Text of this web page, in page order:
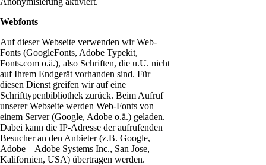
Webfonts
Auf dieser Webseite verwenden wir Web-
Fonts (GoogleFonts, Adobe Typekit,
Fonts.com o.ä.), also Schriften, die u.U. nicht
auf Ihrem Endgerät vorhanden sind. Für
diesen Dienst greifen wir auf eine
Schrifttypenbibliothek zurück. Beim Aufruf
unserer Webseite werden Web-Fonts von
einem Server (Google, Adobe o.ä.) geladen.
Dabei kann die IP-Adresse der aufrufenden
Besucher an den Anbieter (z.B. Google,
Adobe – Adobe Systems Inc., San Jose,
Kalifornien, USA) übertragen werden.